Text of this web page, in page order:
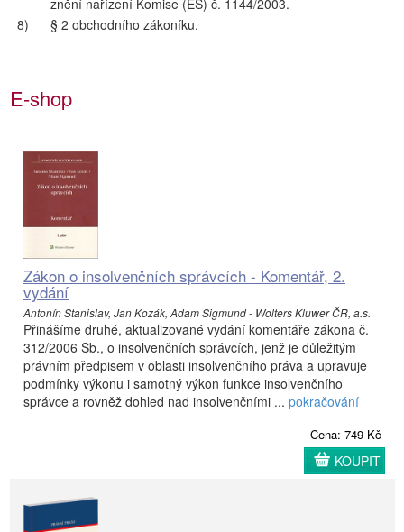
znění nařízení Komise (ES) č. 1144/2003.
8)
§ 2 obchodního zákoníku.
E-shop
Zákon o insolvenčních správcích - Komentář, 2.
vydání
Antonín Stanislav, Jan Kozák, Adam Sigmund - Wolters Kluwer ČR, a.s.
Přinášíme druhé, aktualizované vydání komentáře zákona č.
312/2006 Sb., o insolvenčních správcích, jenž je důležitým
právním předpisem v oblasti insolvenčního práva a upravuje
podmínky výkonu i samotný výkon funkce insolvenčního
správce a rovněž dohled nad insolvenčními ... pokračování
Cena: 749 Kč
KOUPIT